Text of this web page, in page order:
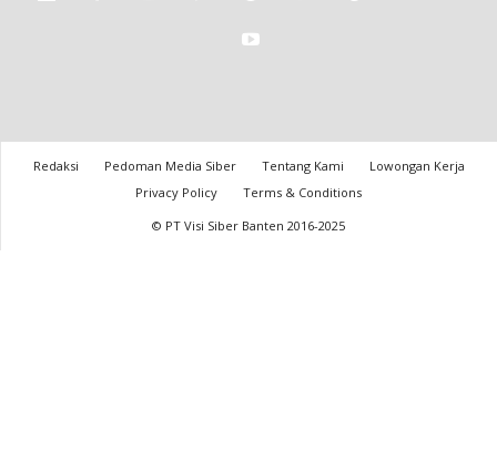
Redaksi Pedoman Media Siber Tentang Kami
Lowongan Kerja
Privacy Policy
Terms & Conditions
© PT Visi Siber Banten 2016-2025